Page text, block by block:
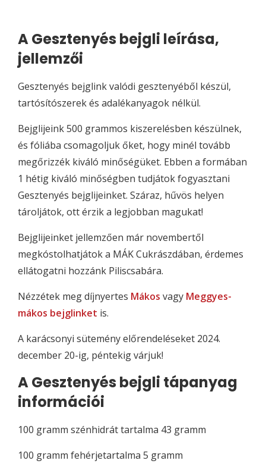
A Gesztenyés bejgli leírása,
jellemzői
Gesztenyés bejglink valódi gesztenyéből készül,
tartósítószerek és adalékanyagok nélkül.
Bejglijeink 500 grammos kiszerelésben készülnek,
és fóliába csomagoljuk őket, hogy minél tovább
megőrizzék kiváló minőségüket. Ebben a formában
1 hétig kiváló minőségben tudjátok fogyasztani
Gesztenyés bejglijeinket. Száraz, hűvös helyen
tároljátok, ott érzik a legjobban magukat!
Bejglijeinket jellemzően már novembertől
megkóstolhatjátok a MÁK Cukrászdában, érdemes
ellátogatni hozzánk Piliscsabára.
Nézzétek meg díjnyertes Mákos vagy Meggyes-
mákos bejglinket is.
A karácsonyi sütemény előrendeléseket 2024.
december 20-ig, péntekig várjuk!
A Gesztenyés bejgli tápanyag
információi
100 gramm szénhidrát tartalma 43 gramm
100 gramm fehérjetartalma 5 gramm